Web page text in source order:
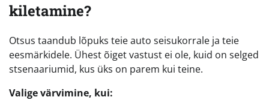
kiletamine?
Otsus taandub lõpuks teie auto seisukorrale ja teie
eesmärkidele. Ühest õiget vastust ei ole, kuid on selged
stsenaariumid, kus üks on parem kui teine.
Valige värvimine, kui: